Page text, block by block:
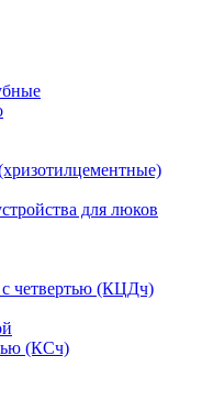
для люков
с четвертью (КЦДч)
(КСч)